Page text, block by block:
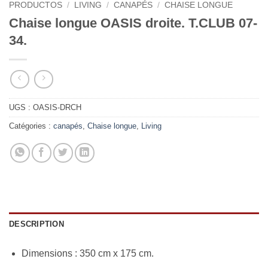
PRODUCTOS / LIVING / CANAPÉS / CHAISE LONGUE
Chaise longue OASIS droite. T.CLUB 07-
34.
UGS : OASIS-DRCH
Catégories : canapés, Chaise longue, Living
DESCRIPTION
Dimensions : 350 cm x 175 cm.